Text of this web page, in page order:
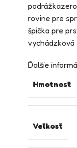
rovine pre
špička pre
vychádzková
Ďalšie
Hmotnosť
Veľkosť